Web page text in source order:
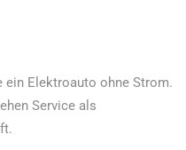
ein Elektroauto ohne Strom.
Service als